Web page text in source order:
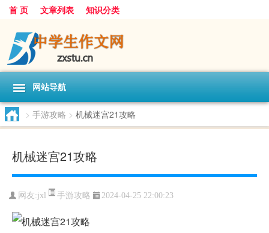
首 页 文章列表 知识分类
网站导航
> 手游攻略 > 机械迷宫21攻略
机械迷宫21攻略
网友:jxl 手游攻略 2024-04-25 22:00:23